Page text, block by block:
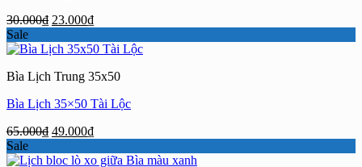
30.000₫ Giá
là:
23.000₫Giá
tại
23.000₫.
Sale
Bìa Lịch Trung 35x50
Bìa Lịch 35×50 Tài Lộc
65.000₫ Giá
là:
49.000₫Giá
tại
Sale